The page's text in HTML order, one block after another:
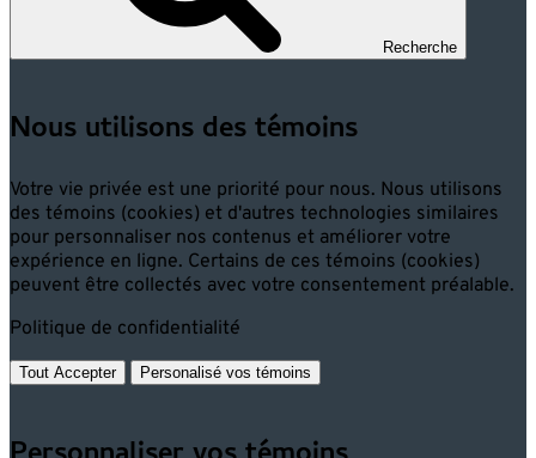
Recherche
Nous utilisons des témoins
Votre vie privée est une priorité pour nous. Nous utilisons
des témoins (cookies) et d'autres technologies similaires
pour personnaliser nos contenus et améliorer votre
expérience en ligne. Certains de ces témoins (cookies)
peuvent être collectés avec votre consentement préalable.
Politique de confidentialité
Tout Accepter Personalisé vos témoins